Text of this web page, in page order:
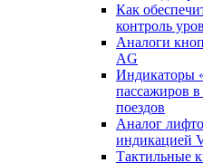
Как
контроль
Аналоги
AG
Индикаторы
пассажиров в
поездов
Аналог
индикацией
Тактильные